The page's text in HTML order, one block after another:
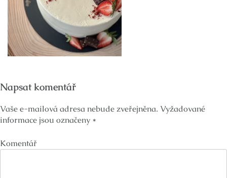
Napsat komentář
Vaše e-mailová adresa nebude zveřejněna. Vyžadované
informace jsou označeny *
Komentář